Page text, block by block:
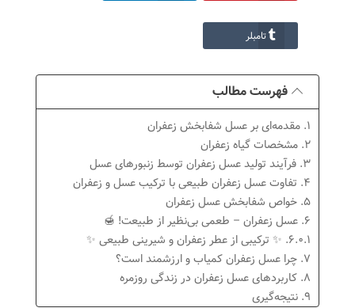
تامبلر
فهرست مطالب
1. مقدمه‌ای بر عسل شفابخش زعفران
2. مشخصات گیاه زعفران
3. فرآیند تولید عسل زعفران توسط زنبورهای عسل
4. تفاوت عسل زعفران طبیعی با ترکیب عسل و زعفران
5. خواص شفابخش عسل زعفران
6. عسل زعفران – طعمی بی‌نظیر از طبیعت! 🍯
6.0.1. ✨ ترکیبی از عطر زعفران و شیرینی طبیعی ✨
7. چرا عسل زعفران کمیاب و ارزشمند است؟
8. کاربردهای عسل زعفران در زندگی روزمره
9. نتیجه‌گیری